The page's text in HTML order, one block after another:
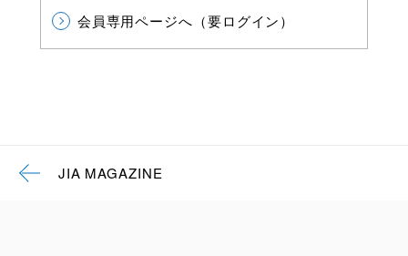
会員専用ページへ（要ログイン）
JIA MAGAZINE